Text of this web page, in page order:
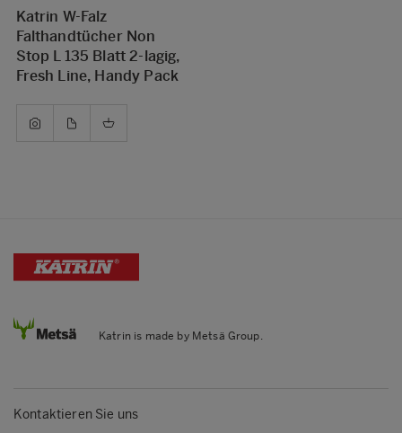
Katrin W-Falz
Falthandtücher Non
Stop L 135 Blatt 2-lagig,
Fresh Line, Handy Pack
Katrin is made by Metsä Group.
Kontaktieren Sie uns